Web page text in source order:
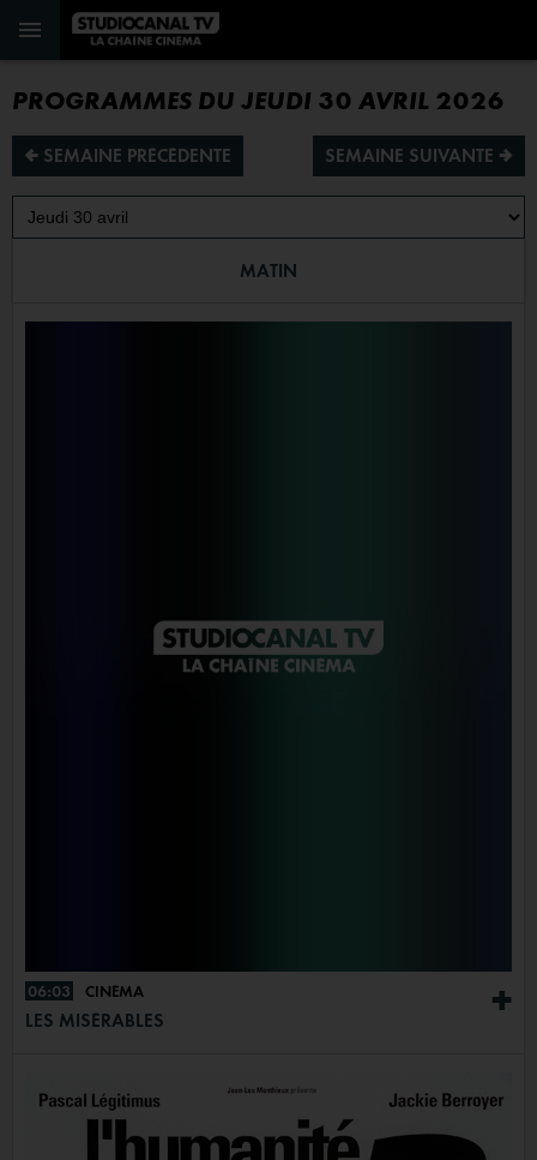
PROGRAMMES DU JEUDI 30 AVRIL 2026
¡ SEMAINE PRÉCÉDENTE SEMAINE SUIVANTE ª
MATIN
+
06:03 CINÉMA
LES MISÉRABLES